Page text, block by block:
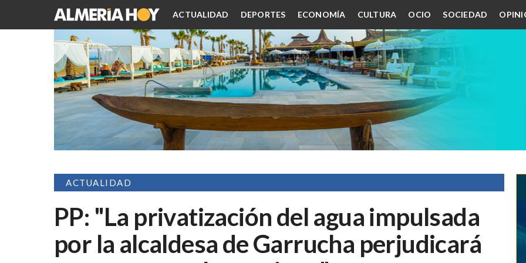
ACTUALIDAD DEPORTES ECONOMÍA CULTURA OCIO SOCIEDAD
ACTUALIDAD
PP: "La privatización del agua impulsada
por la alcaldesa de Garrucha perjudicará